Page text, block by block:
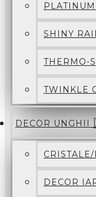
SHINY
THERMO-
TWINKLE
DECOR UNGHII
DECOR